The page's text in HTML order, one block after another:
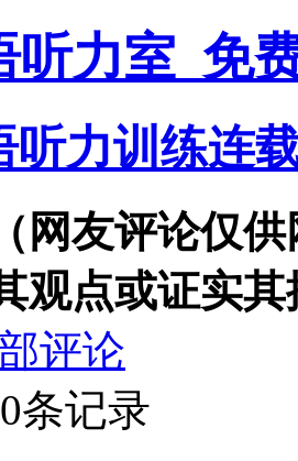
听力室_免
听力训练连
网友评论仅
观点或证实其
评论
条记录